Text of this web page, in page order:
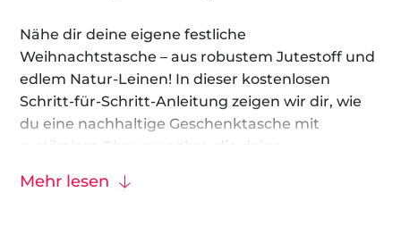
Nähe dir deine eigene festliche
Weihnachtstasche – aus robustem Jutestoff und
edlem Natur-Leinen! In dieser kostenlosen
Schritt-für-Schritt-Anleitung zeigen wir dir, wie
du eine nachhaltige Geschenktasche mit
rustikalem Charme nähst, die deine
sicher transportiert.
Mehr lesen